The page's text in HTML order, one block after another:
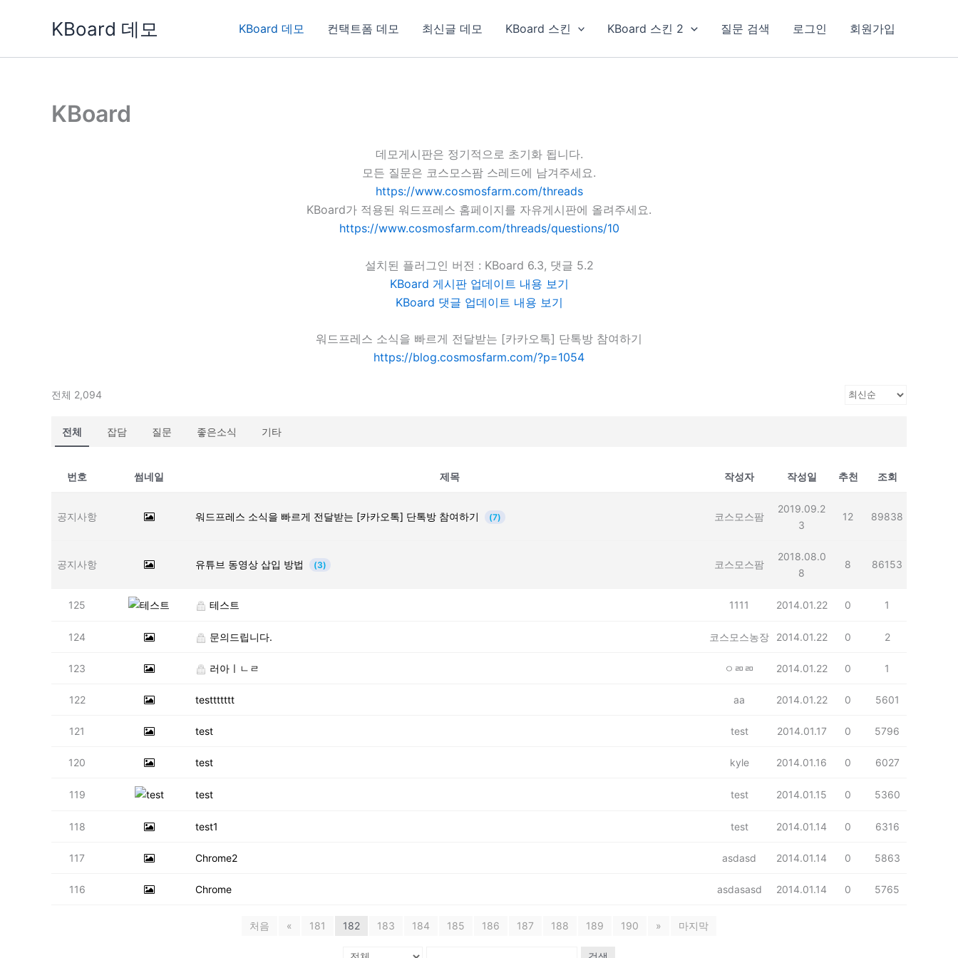
KBoard 데모 KBoard 데모 컨택트폼 데모 최신글 데모 KBoard 스킨 KBoard 스킨 2 질문 검색 로그인 회원가입
KBoard
데모게시판은 정기적으로 초기화 됩니다.
모든 질문은 코스모스팜 스레드에 남겨주세요.
https://www.cosmosfarm.com/threads
KBoard가 적용된 워드프레스 홈페이지를 자유게시판에 올려주세요.
https://www.cosmosfarm.com/threads/questions/10
설치된 플러그인 버전 : KBoard 6.3, 댓글 5.2
KBoard 게시판 업데이트 내용 보기
KBoard 댓글 업데이트 내용 보기
워드프레스 소식을 빠르게 전달받는 [카카오톡] 단톡방 참여하기
https://blog.cosmosfarm.com/?p=1054
전체 2,094
전체 잡담 질문 좋은소식 기타
번호 썸네일 제목 작성자 작성일 추천 조회
공지사항 워드프레스 소식을 빠르게 전달받는 [카카오톡] 단톡방 참여하기 (7) 코스모스팜
2019.09.2
3
12 89838
공지사항 유튜브 동영상 삽입 방법 (3) 코스모스팜
2018.08.0
8
8 86153
125 테스트 1111 2014.01.22 0 1
124 문의드립니다. 코스모스농장 2014.01.22 0 2
123 러아ㅣㄴㄹ ㅇㄻㄻ 2014.01.22 0 1
122 testtttttt aa 2014.01.22 0 5601
121 test test 2014.01.17 0 5796
120 test kyle 2014.01.16 0 6027
119 test test 2014.01.15 0 5360
118 test1 test 2014.01.14 0 6316
117 Chrome2 asdasd 2014.01.14 0 5863
116 Chrome asdasasd 2014.01.14 0 5765
처음 « 181 182 183 184 185 186 187 188 189 190 » 마지막